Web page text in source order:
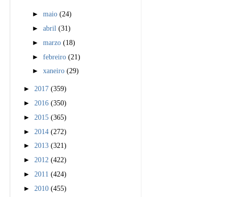
►maio(24)
►abril(31)
►marzo(18)
►febreiro(21)
►xaneiro(29)
► 2017 (359)
► 2016 (350)
► 2015 (365)
► 2014 (272)
► 2013 (321)
► 2012 (422)
► 2011 (424)
► 2010 (455)